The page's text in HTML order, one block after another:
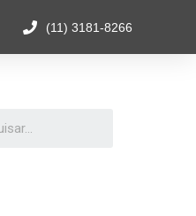
(11) 3181-8266